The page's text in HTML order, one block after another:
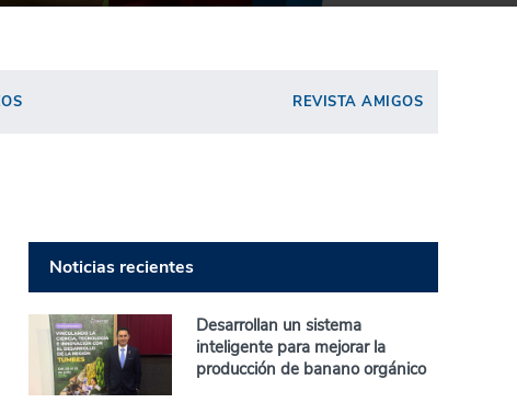
REVISTA AMIGOS
Noticias recientes
Desarrollan un sistema
inteligente para mejorar la
producción de banano orgánico